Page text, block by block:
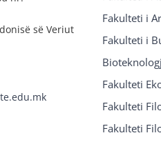
së Veriut
Fakulteti i
Fakulteti i
Fakulteti
Fakulteti
Fakulteti